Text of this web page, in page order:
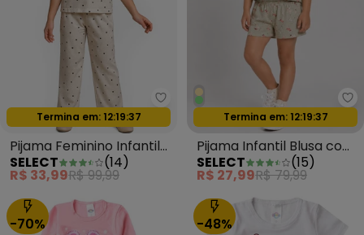
Select - Pijama Feminino
Oferta relâmpago
Termina em: 12:19:35
Pijama Feminino Infantil
Bege
SELECT (14)
R$ 33,99R$ 99,99
Oferta relâmpago
Termina em: 12:19:35
Pijama Infantil Blusa com
Shorts Verde
SELECT (15)
R$ 27,99R$ 79,99
-70% -48%